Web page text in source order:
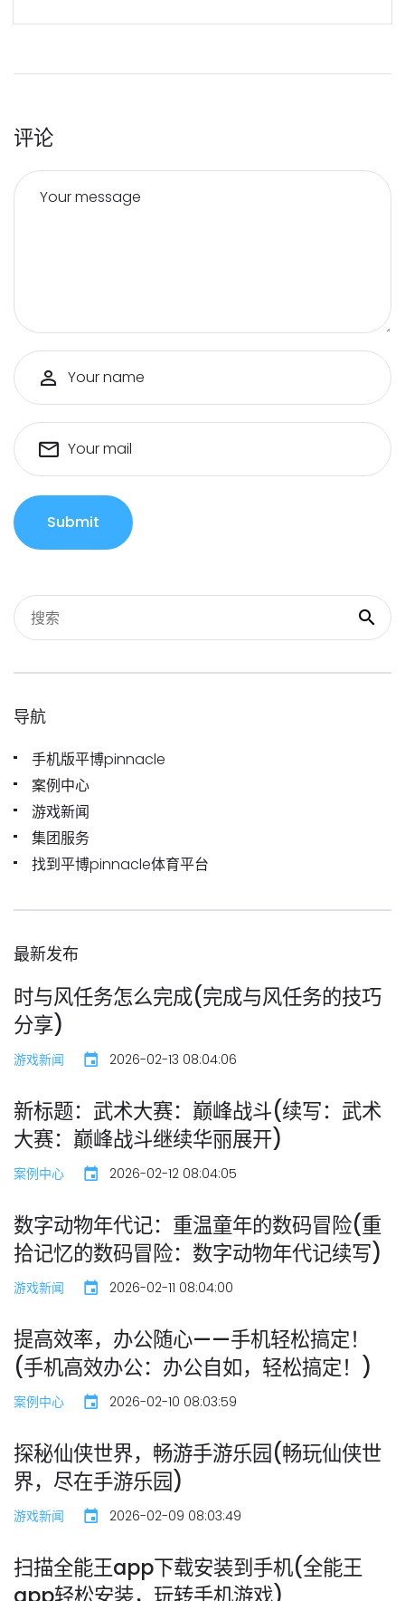
评论
Your message
Your name
Your mail
Submit
导航
手机版平博pinnacle
案例中心
游戏新闻
集团服务
找到平博pinnacle体育平台
最新发布
时与风任务怎么完成(完成与风任务的技巧
分享)
游戏新闻 2026-02-13 08:04:06
新标题：武术大赛：巅峰战斗(续写：武术
大赛：巅峰战斗继续华丽展开)
案例中心 2026-02-12 08:04:05
数字动物年代记：重温童年的数码冒险(重
拾记忆的数码冒险：数字动物年代记续写)
游戏新闻 2026-02-11 08:04:00
提高效率，办公随心——手机轻松搞定！
(手机高效办公：办公自如，轻松搞定！)
案例中心 2026-02-10 08:03:59
探秘仙侠世界，畅游手游乐园(畅玩仙侠世
界，尽在手游乐园)
游戏新闻 2026-02-09 08:03:49
扫描全能王app下载安装到手机(全能王